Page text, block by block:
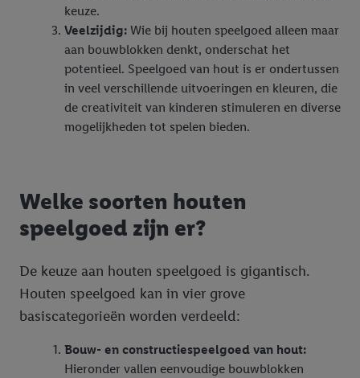
keuze.
Veelzijdig: Wie bij houten speelgoed alleen maar
aan bouwblokken denkt, onderschat het
potentieel. Speelgoed van hout is er ondertussen
in veel verschillende uitvoeringen en kleuren, die
de creativiteit van kinderen stimuleren en diverse
mogelijkheden tot spelen bieden.
Welke soorten houten
speelgoed zijn er?
De keuze aan houten speelgoed is gigantisch.
Houten speelgoed kan in vier grove
basiscategorieën worden verdeeld:
Bouw- en constructiespeelgoed van hout:
Hieronder vallen eenvoudige bouwblokken